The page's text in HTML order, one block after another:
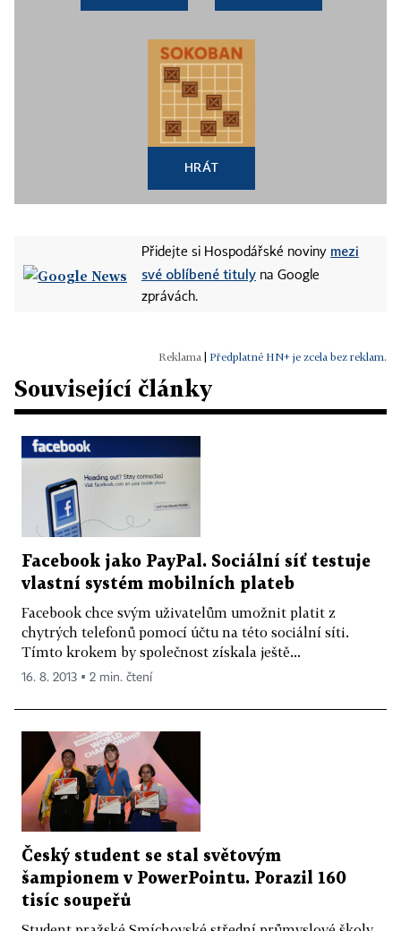
HRÁT
Přidejte si Hospodářské noviny mezi
své oblíbené tituly na Google
zprávách.
Předplatné HN+ je zcela bez reklam.
Související články
Facebook jako PayPal. Sociální síť testuje
vlastní systém mobilních plateb
Facebook chce svým uživatelům umožnit platit z
chytrých telefonů pomocí účtu na této sociální síti.
Tímto krokem by společnost získala ještě...
16. 8. 2013 ▪ 2 min. čtení
Český student se stal světovým
šampionem v PowerPointu. Porazil 160
tisíc soupeřů